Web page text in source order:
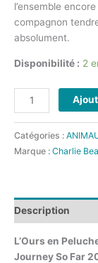
l’ensemble
compagnon
absolument.
Disponibilité : 2
Catégories :
Marque : Charlie
Description
L’Ours en
Journey So Far